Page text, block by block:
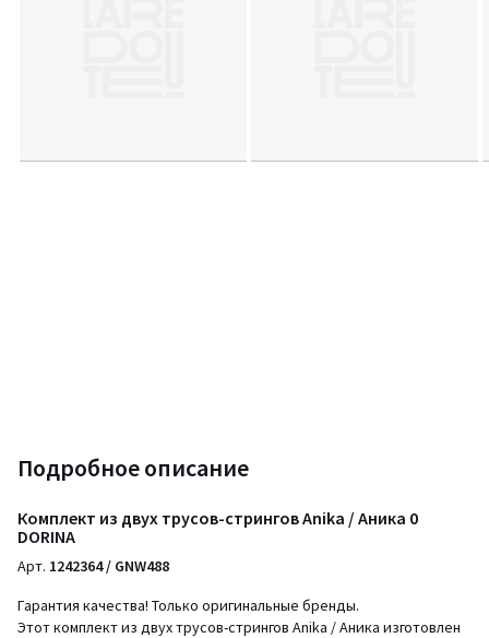
Подробное описание
Комплект из двух трусов-стрингов Anika / Аника 0
DORINA
Арт. 1242364 / GNW488
Гарантия качества! Только оригинальные бренды.
Этот комплект из двух трусов-стрингов Anika / Аника изготовлен